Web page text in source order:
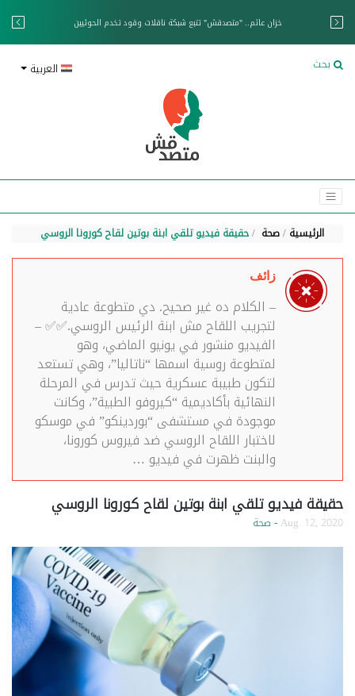
خزان عائم.. "متصدقش" تتبع شبكة ناقلات وقود تخدم الحوثيين
بحث العربية
الرئيسية صحة حقيقة فيديو تلقي ابنة بوتين لقاح كورونا الروسي
زائف
– الكلام ده غير صحيح. دي متطوعة عادية
لتجريب اللقاح مش ابنة الرئيس الروسي.✅✅ –
الفيديو منشور في يونيو الماضي، وهو
لمتطوعة روسية اسمها “ناتاليا”، وهي تستعد
لتكون طبيبة عسكرية حيث تدرس في المرحلة
النهائية بأكاديمية “كيروفو الطبية”، وكانت
موجودة في مستشفى “بوردينكو” في موسكو
لاختبار اللقاح الروسي ضد فيروس كورونا،
والبنت ظهرت في فيديو …
حقيقة فيديو تلقي ابنة بوتين لقاح كورونا الروسي
Aug. 12, 2020 - صحة